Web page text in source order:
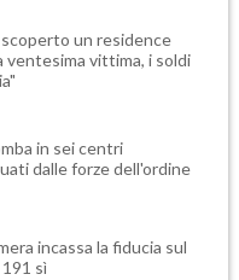
un residence
ventesima vittima, i soldi
in sei centri
dalle forze dell'ordine
incassa la fiducia sul
sì